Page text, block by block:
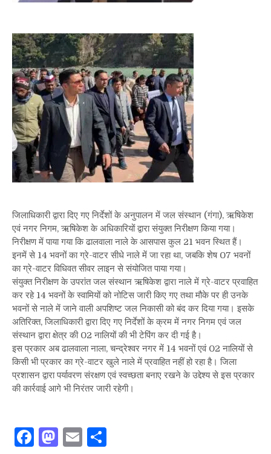
जिलाधिकारी द्वारा दिए गए निर्देशों के अनुपालन में जल संस्थान (गंगा), ऋषिकेश
एवं नगर निगम, ऋषिकेश के अधिकारियों द्वारा संयुक्त निरीक्षण किया गया।
निरीक्षण में पाया गया कि ढालवाला नाले के आसपास कुल 21 भवन स्थित हैं।
इनमें से 14 भवनों का ग्रे-वाटर सीधे नाले में जा रहा था, जबकि शेष 07 भवनों
का ग्रे-वाटर विधिवत सीवर लाइन से संयोजित पाया गया।
संयुक्त निरीक्षण के उपरांत जल संस्थान ऋषिकेश द्वारा नाले में ग्रे-वाटर प्रवाहित
कर रहे 14 भवनों के स्वामियों को नोटिस जारी किए गए तथा मौके पर ही उनके
भवनों से नाले में जाने वाली अपशिष्ट जल निकासी को बंद कर दिया गया। इसके
अतिरिक्त, जिलाधिकारी द्वारा दिए गए निर्देशों के क्रम में नगर निगम एवं जल
संस्थान द्वारा क्षेत्र की 02 नालियों की भी टेपिंग कर दी गई है।
इस प्रकार अब ढालवाला नाला, चन्द्रेश्वर नगर में 14 भवनों एवं 02 नालियों से
किसी भी प्रकार का ग्रे-वाटर खुले नाले में प्रवाहित नहीं हो रहा है। जिला
प्रशासन द्वारा पर्यावरण संरक्षण एवं स्वच्छता बनाए रखने के उद्देश्य से इस प्रकार
की कार्रवाई आगे भी निरंतर जारी रहेगी।
Facebook
Mastodon
Email